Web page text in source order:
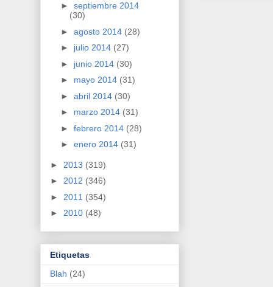
► septiembre 2014
(30)
► agosto 2014 (28)
► julio 2014 (27)
► junio 2014 (30)
► mayo 2014 (31)
► abril 2014 (30)
► marzo 2014 (31)
► febrero 2014 (28)
► enero 2014 (31)
► 2013 (319)
► 2012 (346)
► 2011 (354)
► 2010 (48)
Etiquetas
Blah (24)